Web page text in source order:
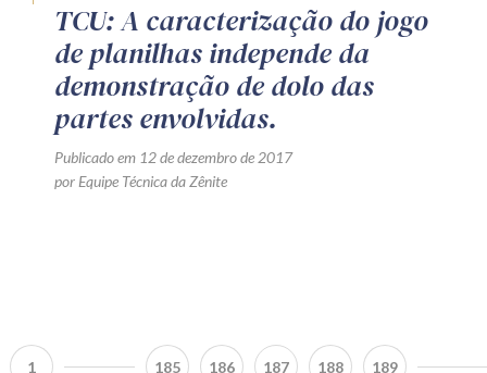
TCU: A caracterização do jogo
de planilhas independe da
demonstração de dolo das
partes envolvidas.
Publicado em 12 de dezembro de 2017
por Equipe Técnica da Zênite
1 185 186 187 188 189